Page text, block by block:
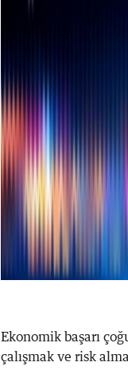
Ekonomik başarı
çalışmak ve risk